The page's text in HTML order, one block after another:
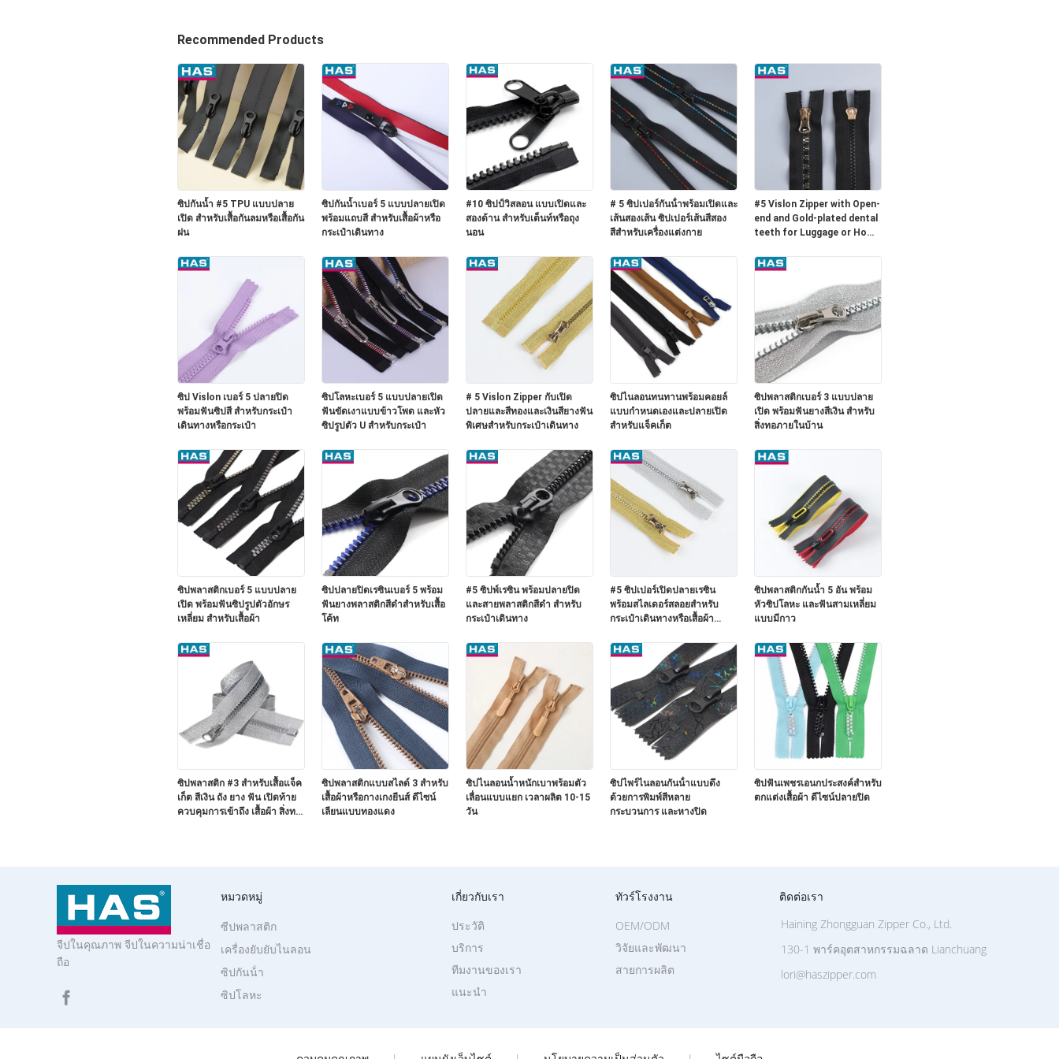
Recommended Products
ซิปกันน้ำ #5 TPU แบบปลาย
เปิด สำหรับเสื้อกันลมหรือเสื้อกัน
ฝน
ซิปกันน้ำเบอร์ 5 แบบปลายเปิด
พร้อมแถบสี สำหรับเสื้อผ้าหรือ
กระเป๋าเดินทาง
#10 ซิปป์วิสลอน แบบเปิดและ
สองด้าน สําหรับเต็นท์หรือถุง
นอน
# 5 ซิปเปอร์กันน้ําพร้อมเปิดและ
เส้นสองเส้น ซิปเปอร์เส้นสีสอง
สีสําหรับเครื่องแต่งกาย
#5 Vislon Zipper with Open-
end and Gold-plated dental
teeth for Luggage or Home
เดินทางหรือเครื่องทอทอท
ซิป Vislon เบอร์ 5 ปลายปิด
พร้อมฟันซิปสี สำหรับกระเป๋า
เดินทางหรือกระเป๋า
ซิปโลหะเบอร์ 5 แบบปลายเปิด
ฟันขัดเงาแบบข้าวโพด และหัว
ซิปรูปตัว U สำหรับกระเป๋า
# 5 Vislon Zipper กับเปิด
ปลายและสีทองและเงินสียางฟัน
พิเศษสําหรับกระเป๋าเดินทาง
ซิปไนลอนทนทานพร้อมคอยล์
แบบกำหนดเองและปลายเปิด
สำหรับแจ็คเก็ต
ซิปพลาสติกเบอร์ 3 แบบปลาย
เปิด พร้อมฟันยางสีเงิน สำหรับ
สิ่งทอภายในบ้าน
ซิปพลาสติกเบอร์ 5 แบบปลาย
เปิด พร้อมฟันซิปรูปตัวอักษร
เหลี่ยม สำหรับเสื้อผ้า
ซิปปลายปิดเรซินเบอร์ 5 พร้อม
ฟันยางพลาสติกสีดำสำหรับเสื้อ
โค้ท
#5 ซิปพ์เรซิน พร้อมปลายปิด
และสายพลาสติกสีดํา สําหรับ
กระเป๋าเดินทาง
#5 ซิปเปอร์เปิดปลายเรซิน
พร้อมสไลเดอร์สลอยสําหรับ
กระเป๋าเดินทางหรือเสื้อผ้า
ซิปพลาสติกกันน้ำ 5 อัน พร้อม
หัวซิปโลหะ และฟันสามเหลี่ยม
แบบมีกาว
ซิปพลาสติก #3 สำหรับเสื้อแจ็ค
เก็ต สีเงิน ถัง ยาง ฟัน เปิดท้าย
ควบคุมการเข้าถึง เสื้อผ้า สิ่งทอ
ซิปพลาสติกแบบสไลด์ 3 สำหรับ
เสื้อผ้าหรือกางเกงยีนส์ ดีไซน์
เลียนแบบทองแดง
ซิปไนลอนน้ำหนักเบาพร้อมตัว
เลื่อนแบบแยก เวลาผลิต 10-15
วัน
ซิปไพร์ไนลอนกันน้ําแบบดึง
ด้วยการพิมพ์สีหลาย
กระบวนการ และหางปิด
ซิปฟันเพชรเอนกประสงค์สำหรับ
ตกแต่งเสื้อผ้า ดีไซน์ปลายปิด
จีปในคุณภาพ จีปในความน่าเชื่อ
ถือ
หมวดหมู่
ซิปโลหะ
ซีปพลาสติก
เครื่องยับยับไนลอน
ซิปกันน้ํา
เกี่ยวกับเรา
แนะนำ
ประวัติ
บริการ
ทีมงานของเรา
ทัวร์โรงงาน
สายการผลิต
OEM/ODM
วิจัยและพัฒนา
ติดต่อเรา
Haining Zhongguan Zipper Co., Ltd.
130-1 พาร์คอุตสาหกรรมฉลาด Lianchuang
lori@haszipper.com